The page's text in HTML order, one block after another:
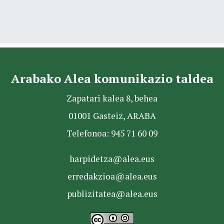
Arabako Alea komunikazio taldea
Zapatari kalea 8, behea
01001 Gasteiz, ARABA
Telefonoa: 945 71 60 09
harpidetza@alea.eus
erredakzioa@alea.eus
publizitatea@alea.eus